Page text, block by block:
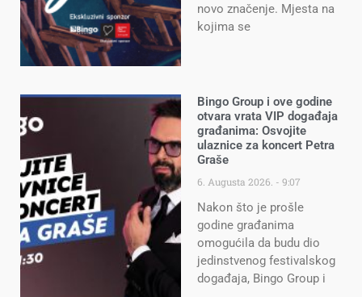
novo značenje. Mjesta na
kojima se
Bingo Group i ove godine
otvara vrata VIP događaja
građanima: Osvojite
ulaznice za koncert Petra
Graše
6. Augusta 2026. 9:07
Nakon što je prošle
godine građanima
omogućila da budu dio
jedinstvenog festivalskog
događaja, Bingo Group i